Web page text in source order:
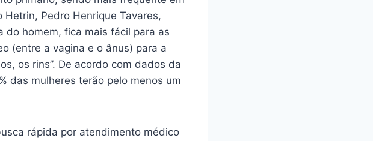
Pedro Henrique Tavares,
do homem, fica mais fácil para as
(entre a vagina e o ânus) para a
os rins”. De acordo com dados da
das mulheres terão pelo menos um
rápida por atendimento médico